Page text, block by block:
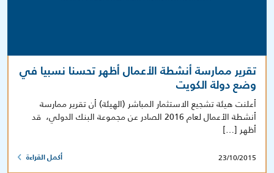
تقرير ممارسة أنشطة الأعمال أظهر تحسنا نسبيا في
وضع دولة الكويت
أعلنت هيئة تشجيع الاستثمار المباشر (الهيئة) أن تقرير ممارسة
أنشطة الأعمال لعام 2016 الصادر عن مجموعة البنك الدولي، قد
أظهر […]
23/10/2015 أكمل القراءة